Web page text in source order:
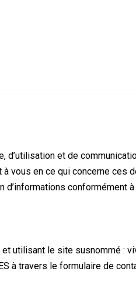
et de
vous en ce qui concerne
conformément
utilisant le site susnommé :
à travers le formulaire de